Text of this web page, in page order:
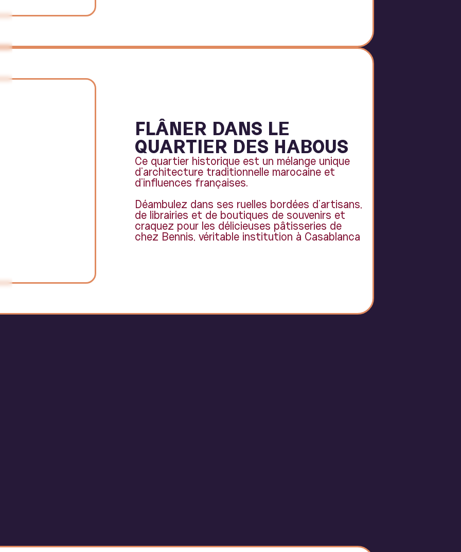
FLÂNER DANS LE
QUARTIER DES HABOUS
Ce quartier historique est un mélange unique
d’architecture traditionnelle marocaine et
d’influences françaises.
Déambulez dans ses ruelles bordées d’artisans,
de librairies et de boutiques de souvenirs et
craquez pour les délicieuses pâtisseries de
chez Bennis, véritable institution à Casablanca